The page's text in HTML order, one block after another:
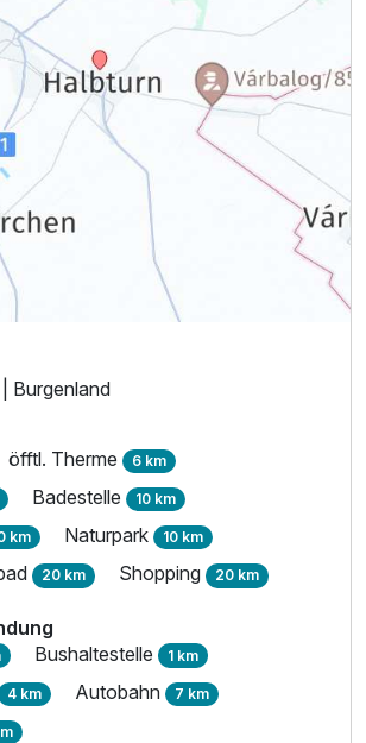
Burgenland
öfftl. Therme 6 km
Badestelle 10 km
km Naturpark 10 km
20 km Shopping 20 km
Bushaltestelle 1 km
4 km Autobahn 7 km